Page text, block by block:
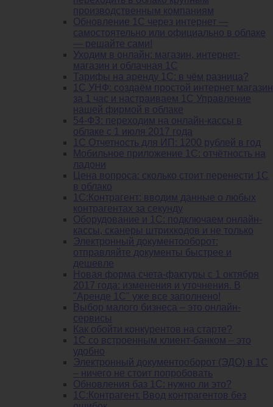
производственным компаниям
Обновление 1С через интернет —
самостоятельно или официально в облаке
— решайте сами!
Уходим в онлайн: магазин, интернет-
магазин и облачная 1С
Тарифы на аренду 1С: в чём разница?
1С УНФ: создаём простой интернет магазин
за 1 час и настраиваем 1С Управление
нашей фирмой в облаке
54-ФЗ: переходим на онлайн-кассы в
облаке с 1 июля 2017 года
1С Отчетность для ИП: 1200 рублей в год
Мобильное приложение 1С: отчётность на
ладони
Цена вопроса: сколько стоит перенести 1С
в облако
1С:Контрагент: вводим данные о любых
контрагентах за секунду
Оборудование и 1С: подключаем онлайн-
кассы, сканеры штрихкодов и не только
Электронный документооборот:
отправляйте документы быстрее и
дешевле
Новая форма счета-фактуры с 1 октября
2017 года: изменения и уточнения. В
"Аренде 1С" уже все заполнено!
Выбор малого бизнеса – это онлайн-
сервисы
Как обойти конкурентов на старте?
1C со встроенным клиент-банком – это
удобно
Электронный документооборот (ЭДО) в 1С
– ничего не стоит попробовать
Обновления баз 1С: нужно ли это?
1С:Контрагент. Ввод контрагентов без